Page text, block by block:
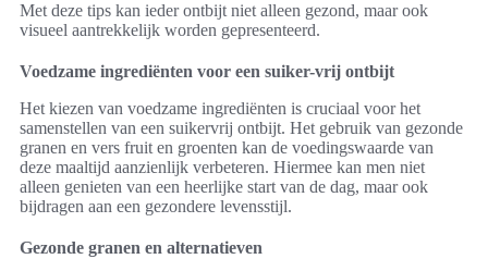
Met deze tips kan ieder ontbijt niet alleen gezond, maar ook
visueel aantrekkelijk worden gepresenteerd.
Voedzame ingrediënten voor een suiker-vrij ontbijt
Het kiezen van voedzame ingrediënten is cruciaal voor het
samenstellen van een suikervrij ontbijt. Het gebruik van gezonde
granen en vers fruit en groenten kan de voedingswaarde van
deze maaltijd aanzienlijk verbeteren. Hiermee kan men niet
alleen genieten van een heerlijke start van de dag, maar ook
bijdragen aan een gezondere levensstijl.
Gezonde granen en alternatieven